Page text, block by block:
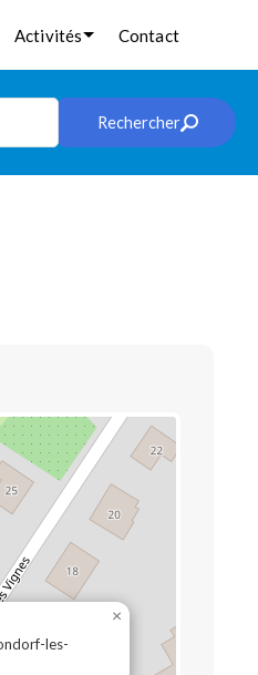
Activités Contact
Rechercher
les-
×